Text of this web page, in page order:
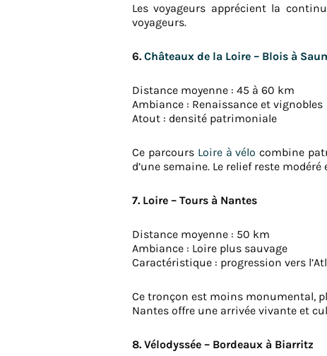
Les voyageurs apprécient la
voyageurs.
6. Châteaux de la Loire – Blois à
Distance moyenne : 45 à 60 km
Ambiance : Renaissance et vignobles
Atout : densité patrimoniale
Ce parcours Loire à vélo combine
d’une semaine. Le relief reste
7. Loire – Tours à Nantes
Distance moyenne : 50 km
Ambiance : Loire plus sauvage
Caractéristique : progression vers
Ce tronçon est moins monumental,
Nantes offre une arrivée vivante et
8. Vélodyssée – Bordeaux à Biarritz